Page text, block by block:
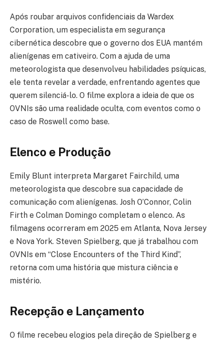
Após roubar arquivos confidenciais da Wardex
Corporation, um especialista em segurança
cibernética descobre que o governo dos EUA mantém
alienígenas em cativeiro. Com a ajuda de uma
meteorologista que desenvolveu habilidades psíquicas,
ele tenta revelar a verdade, enfrentando agentes que
querem silenciá-lo. O filme explora a ideia de que os
OVNIs são uma realidade oculta, com eventos como o
caso de Roswell como base.
Elenco e Produção
Emily Blunt interpreta Margaret Fairchild, uma
meteorologista que descobre sua capacidade de
comunicação com alienígenas. Josh O’Connor, Colin
Firth e Colman Domingo completam o elenco. As
filmagens ocorreram em 2025 em Atlanta, Nova Jersey
e Nova York. Steven Spielberg, que já trabalhou com
OVNIs em “Close Encounters of the Third Kind”,
retorna com uma história que mistura ciência e
mistério.
Recepção e Lançamento
O filme recebeu elogios pela direção de Spielberg e